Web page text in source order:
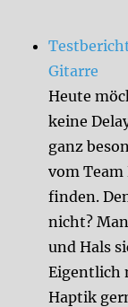
Gitarre
Heute
keine
ganz
vom Team
finden.
nicht?
und Hals
Eigentlich
Haptik